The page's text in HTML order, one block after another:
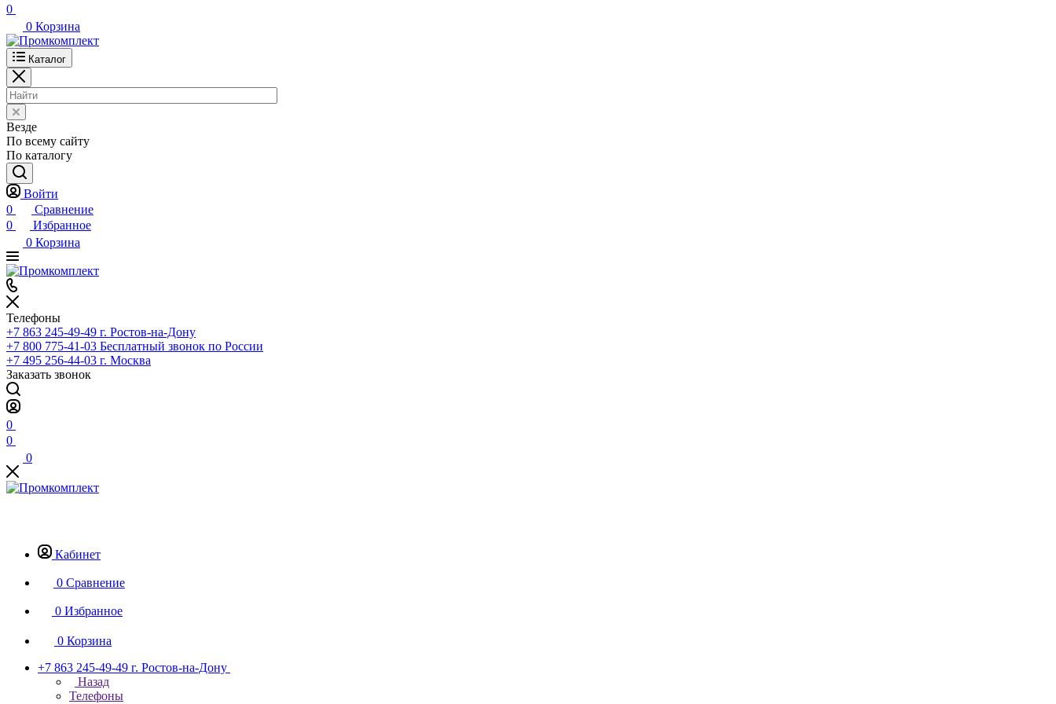
0
0 Корзина
Каталог
Везде
По всему сайту
По каталогу
Войти
0
Сравнение
0
Избранное
0 Корзина
Телефоны
+7 863 245-49-49 г. Ростов-на-Дону
+7 800 775-41-03 Бесплатный звонок по России
+7 495 256-44-03 г. Москва
Заказать звонок
0
0
0
Кабинет
0 Сравнение
0 Избранное
0 Корзина
+7 863 245-49-49 г. Ростов-на-Дону
Назад
Телефоны